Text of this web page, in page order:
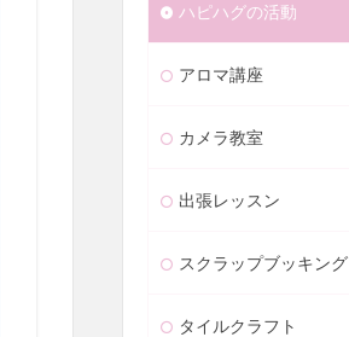
ハピハグの活動
アロマ講座
カメラ教室
出張レッスン
スクラップブッキング
タイルクラフト